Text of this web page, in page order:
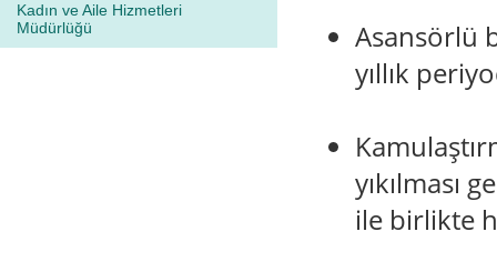
Kadın ve Aile Hizmetleri
Müdürlüğü
Asansörlü
yıllık
yıkılması
ile birlikte